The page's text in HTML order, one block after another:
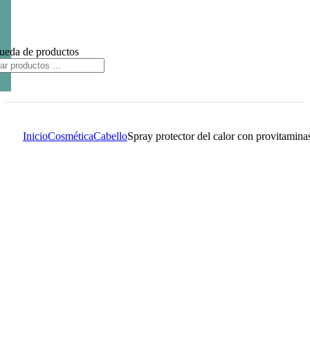
de productos
InicioCosméticaCabelloSpray protector del calor con